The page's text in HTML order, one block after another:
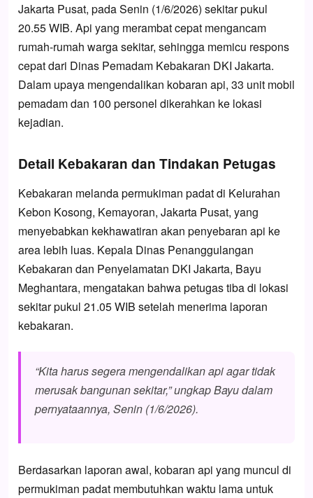
Jakarta Pusat, pada Senin (1/6/2026) sekitar pukul
20.55 WIB. Api yang merambat cepat mengancam
rumah-rumah warga sekitar, sehingga memicu respons
cepat dari Dinas Pemadam Kebakaran DKI Jakarta.
Dalam upaya mengendalikan kobaran api, 33 unit mobil
pemadam dan 100 personel dikerahkan ke lokasi
kejadian.
Detail Kebakaran dan Tindakan Petugas
Kebakaran melanda permukiman padat di Kelurahan
Kebon Kosong, Kemayoran, Jakarta Pusat, yang
menyebabkan kekhawatiran akan penyebaran api ke
area lebih luas. Kepala Dinas Penanggulangan
Kebakaran dan Penyelamatan DKI Jakarta, Bayu
Meghantara, mengatakan bahwa petugas tiba di lokasi
sekitar pukul 21.05 WIB setelah menerima laporan
kebakaran.
“Kita harus segera mengendalikan api agar tidak
merusak bangunan sekitar,” ungkap Bayu dalam
pernyataannya, Senin (1/6/2026).
Berdasarkan laporan awal, kobaran api yang muncul di
permukiman padat membutuhkan waktu lama untuk